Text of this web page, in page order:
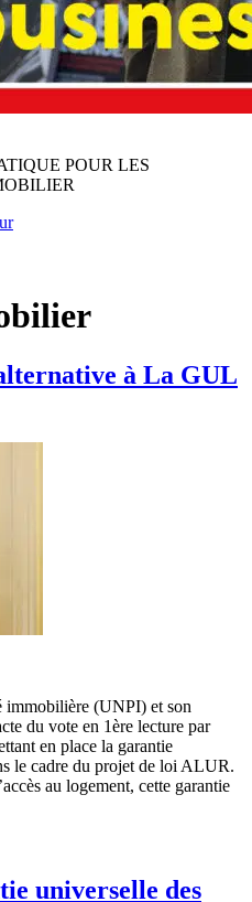
POUR LES
à La GUL
immobilière (UNPI) et son
du vote en 1ère lecture par
en place la garantie
le cadre du projet de loi ALUR.
au logement, cette garantie
universelle des